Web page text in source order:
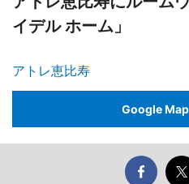
イデル ホーム」
アトレ恵比寿
Google Map